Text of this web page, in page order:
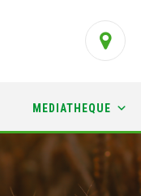
MEDIATHEQUE